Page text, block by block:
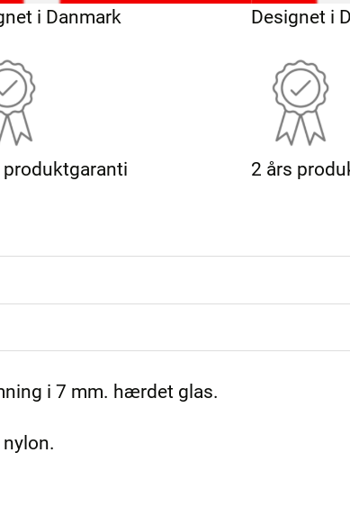
i Danmark
produktgaranti
Designet i
2 års
i 7 mm. hærdet glas.